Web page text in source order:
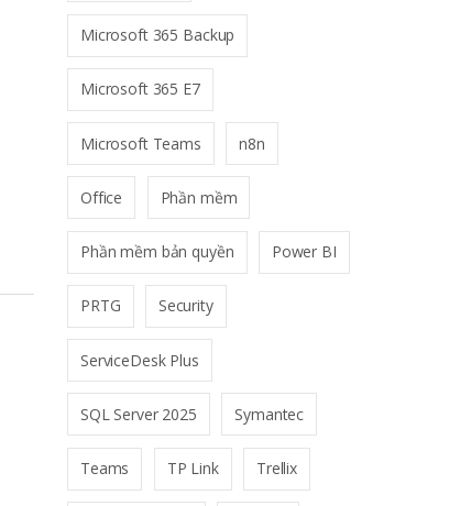
Microsoft 365 Backup
Microsoft 365 E7
Microsoft Teams n8n
Office Phần mềm
Phần mềm bản quyền Power BI
PRTG Security
ServiceDesk Plus
SQL Server 2025 Symantec
Teams TP Link Trellix